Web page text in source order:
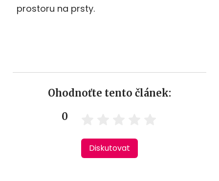
prostoru na prsty.
Ohodnoťte tento článek:
0
Diskutovat